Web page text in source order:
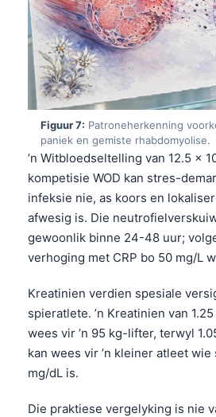
Figuur 7: Patroneherkenning
paniek en gemiste rhabdomyolise.
’n Witbloedseltelling van 12.5 x
kompetisie WOD kan stres-
infeksie nie, as koors en
afwesig is. Die
gewoonlik binne 24-48 uur;
verhoging met CRP bo 50 mg/L
Kreatinien verdien spesiale
spieratlete. ’n Kreatinien van
wees vir ’n 95 kg-lifter, terwyl
kan wees vir ’n kleiner atleet wie
mg/dL is.
Die praktiese vergelyking is nie
বাংলা
اردو
मराठी
தமிழ்
ಕನ್ನಡ
മലയാളം
Bahasa Melayu
Tiếng Việt
Tagalog
ไทย
ဗမာစာ
ភាសាខ្មែរ
Kiswahili
አማርኛ